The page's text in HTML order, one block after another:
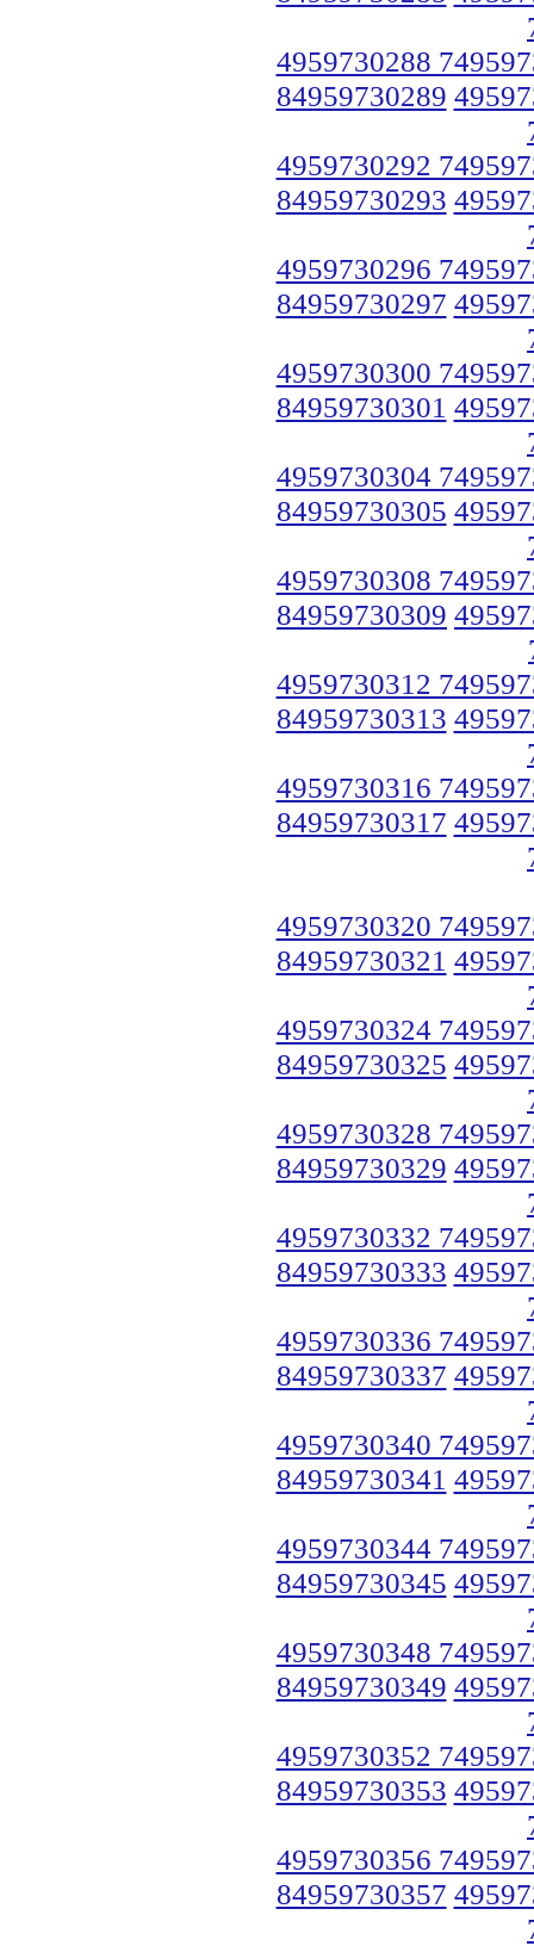
4959730288
84959730289
4959730292
84959730293
4959730296
84959730297
4959730300
84959730301
4959730304
84959730305
4959730308
84959730309
4959730312
84959730313
4959730316
84959730317
4959730320
84959730321
4959730324
84959730325
4959730328
84959730329
4959730332
84959730333
4959730336
84959730337
4959730340
84959730341
4959730344
84959730345
4959730348
84959730349
4959730352
84959730353
4959730356
84959730357